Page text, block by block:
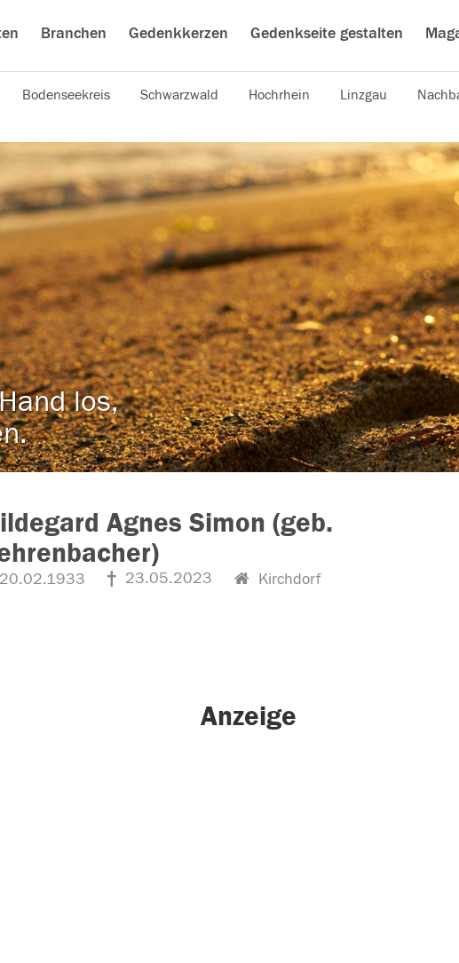
Branchen Gedenkkerzen Gedenkseite gestalten
Bodenseekreis Schwarzwald Hochrhein Linzgau
los,
Agnes Simon (geb.
20.02.1933 23.05.2023 Kirchdorf
Anzeige